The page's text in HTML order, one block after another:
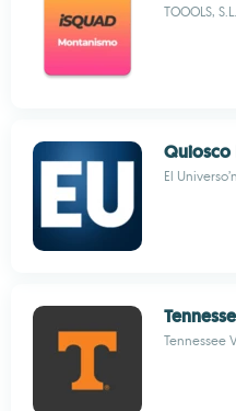
TOOOLS, S.L.
Quiosco
El
Tennessee